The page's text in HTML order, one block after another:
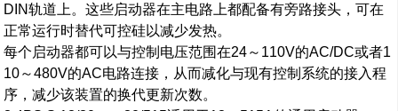
DIN轨道上。这些启动器在主电路上都配备有旁路接头，可在
正常运行时替代可控硅以减少发热。
每个启动器都可以与控制电压范围在24～110V的AC/DC或者1
10～480V的AC电路连接，从而减化与现有控制系统的接入程
序，减少该装置的换代更新次数。